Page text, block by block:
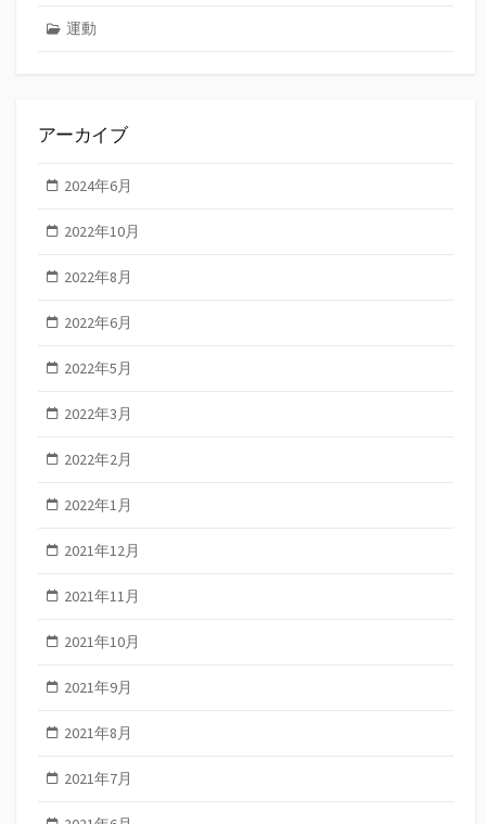
運動
アーカイブ
2024年6月
2022年10月
2022年8月
2022年6月
2022年5月
2022年3月
2022年2月
2022年1月
2021年12月
2021年11月
2021年10月
2021年9月
2021年8月
2021年7月